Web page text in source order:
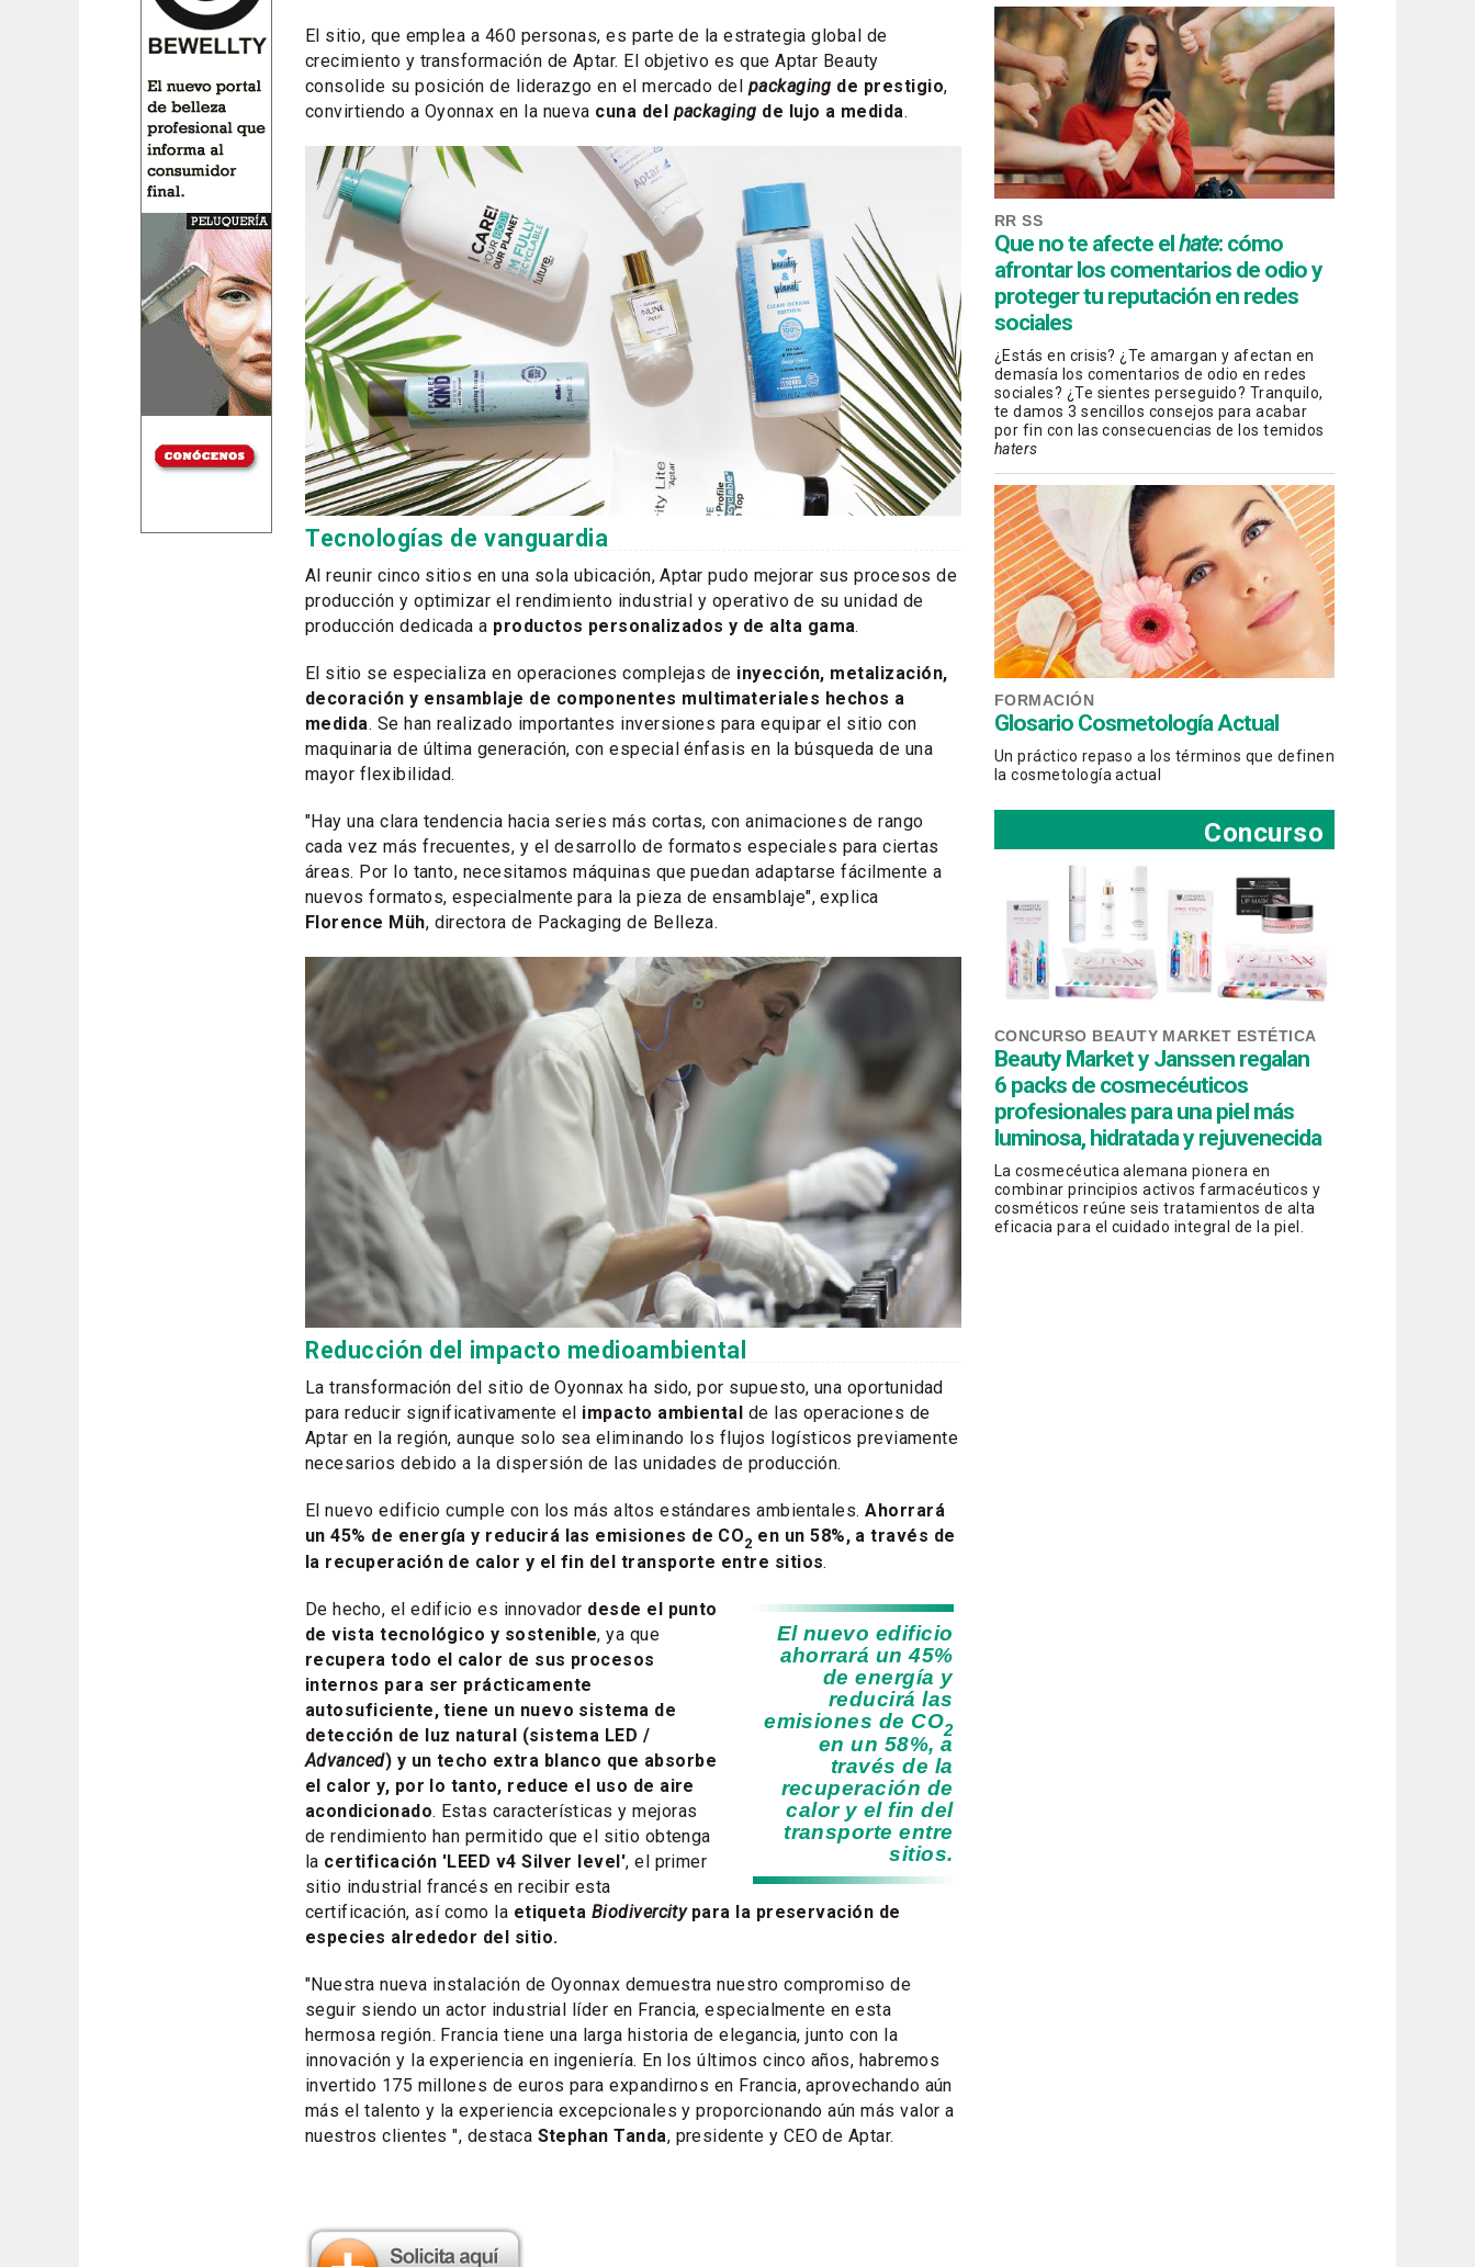
RR SS
Que no te afecte el hate: cómo
afrontar los comentarios de odio y
proteger tu reputación en redes
sociales
¿Estás en crisis? ¿Te amargan y afectan en
demasía los comentarios de odio en redes
sociales? ¿Te sientes perseguido? Tranquilo,
te damos 3 sencillos consejos para acabar
por fin con las consecuencias de los temidos
haters
FORMACIÓN
Glosario Cosmetología Actual
Un práctico repaso a los términos que definen
la cosmetología actual
Concurso
CONCURSO BEAUTY MARKET ESTÉTICA
Beauty Market y Janssen regalan
6 packs de cosmecéuticos
profesionales para una piel más
luminosa, hidratada y rejuvenecida
La cosmecéutica alemana pionera en
combinar principios activos farmacéuticos y
cosméticos reúne seis tratamientos de alta
eficacia para el cuidado integral de la piel.
El sitio, que emplea a 460 personas, es parte de la estrategia global de
crecimiento y transformación de Aptar. El objetivo es que Aptar Beauty
consolide su posición de liderazgo en el mercado del packaging de prestigio,
convirtiendo a Oyonnax en la nueva cuna del packaging de lujo a medida.
Tecnologías de vanguardia
Al reunir cinco sitios en una sola ubicación, Aptar pudo mejorar sus procesos de
producción y optimizar el rendimiento industrial y operativo de su unidad de
producción dedicada a productos personalizados y de alta gama.
El sitio se especializa en operaciones complejas de inyección, metalización,
decoración y ensamblaje de componentes multimateriales hechos a
medida. Se han realizado importantes inversiones para equipar el sitio con
maquinaria de última generación, con especial énfasis en la búsqueda de una
mayor flexibilidad.
"Hay una clara tendencia hacia series más cortas, con animaciones de rango
cada vez más frecuentes, y el desarrollo de formatos especiales para ciertas
áreas. Por lo tanto, necesitamos máquinas que puedan adaptarse fácilmente a
nuevos formatos, especialmente para la pieza de ensamblaje", explica
Florence Müh, directora de Packaging de Belleza.
Reducción del impacto medioambiental
La transformación del sitio de Oyonnax ha sido, por supuesto, una oportunidad
para reducir significativamente el impacto ambiental de las operaciones de
Aptar en la región, aunque solo sea eliminando los flujos logísticos previamente
necesarios debido a la dispersión de las unidades de producción.
El nuevo edificio cumple con los más altos estándares ambientales. Ahorrará
un 45% de energía y reducirá las emisiones de CO2 en un 58%, a través de
la recuperación de calor y el fin del transporte entre sitios.
El nuevo edificio
ahorrará un 45%
de energía y
reducirá las
emisiones de CO2
en un 58%, a
través de la
recuperación de
calor y el fin del
transporte entre
sitios.
De hecho, el edificio es innovador desde el punto
de vista tecnológico y sostenible, ya que
recupera todo el calor de sus procesos
internos para ser prácticamente
autosuficiente, tiene un nuevo sistema de
detección de luz natural (sistema LED /
Advanced) y un techo extra blanco que absorbe
el calor y, por lo tanto, reduce el uso de aire
acondicionado. Estas características y mejoras
de rendimiento han permitido que el sitio obtenga
la certificación 'LEED v4 Silver level', el primer
sitio industrial francés en recibir esta
certificación, así como la etiqueta Biodivercitypara la preservación de
especies alrededor del sitio.
"Nuestra nueva instalación de Oyonnax demuestra nuestro compromiso de
seguir siendo un actor industrial líder en Francia, especialmente en esta
hermosa región. Francia tiene una larga historia de elegancia, junto con la
innovación y la experiencia en ingeniería. En los últimos cinco años, habremos
invertido 175 millones de euros para expandirnos en Francia, aprovechando aún
más el talento y la experiencia excepcionales y proporcionando aún más valor a
nuestros clientes ", destaca Stephan Tanda, presidente y CEO de Aptar.